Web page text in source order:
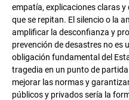
empatía, explicaciones claras
que se repitan. El silencio o la
amplificar la desconfianza y
prevención de desastres no es
obligación fundamental del
tragedia en un punto de
mejorar las normas y
públicos y privados sería la